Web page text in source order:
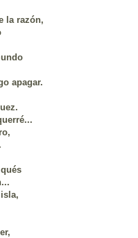
la razón,
apagar.
,